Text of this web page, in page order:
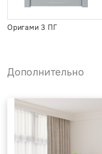
Оригами 3 ПГ
Дополнительно